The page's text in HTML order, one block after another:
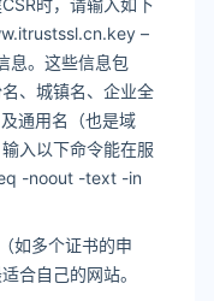
时，请输入如下
–
息。这些信息包
、城镇名、企业全
通用名（也是域
入以下命令能在服
-noout -text -in
如多个证书的申
合自己的网站。